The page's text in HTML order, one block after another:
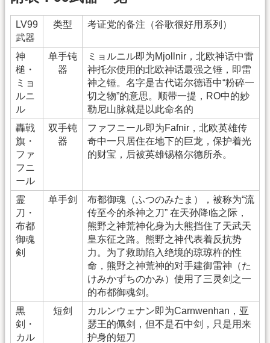
LV99
武器
类型 考证党的备注（谷歌很好用系列）
神
槌・
ミョ
ルニ
ル
单手钝
器
ミョルニル即为Mjollnir，北欧神话中雷
神托尔使用的北欧神话最强之锤，即雷
神之锤。名字是古代诺尔德语中“粉碎一
切之物”的意思。顺带一提，RO中的妙
勒尼山脉就是以此命名的
轟戦
旗・
ファ
フニ
ール
双手钝
器
ファフニール即为Fafnir，北欧英雄传
奇中一只居住在地下的巨龙，保护着光
的财宝，后被英雄锡格尔德所杀。
霊
刀・
布都
御魂
剣
单手剑
布都御魂（ふつのみたま），被称为“流
传至今的杀神之刀” 在天孙降临之际，
熊野之神荒神化身为大熊挡住了天武天
皇东征之路。熊野之神代表着反抗势
力。为了救助陷入绝境的琼琼杵的性
命，熊野之神荒神的对手建御雷神（た
けみかずちのかみ）使用了三灵剑之一
的布都御魂剑。
黒
剣・
カル
短剑
カルンウェナン即为Carnwenhan，亚
瑟王的佩剑，但不是石中剑，只是用来
护身的短刀